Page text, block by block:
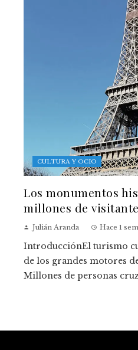
CULTURA Y OCIO
Los monumentos
millones de
Julián Aranda Hace 1
IntroducciónEl turismo
de los grandes motores
Millones de personas